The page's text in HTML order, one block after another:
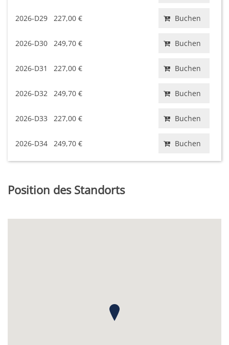
2026-D29 227,00 € Buchen
2026-D30 249,70 € Buchen
2026-D31 227,00 € Buchen
2026-D32 249,70 € Buchen
2026-D33 227,00 € Buchen
2026-D34 249,70 € Buchen
Position des Standorts